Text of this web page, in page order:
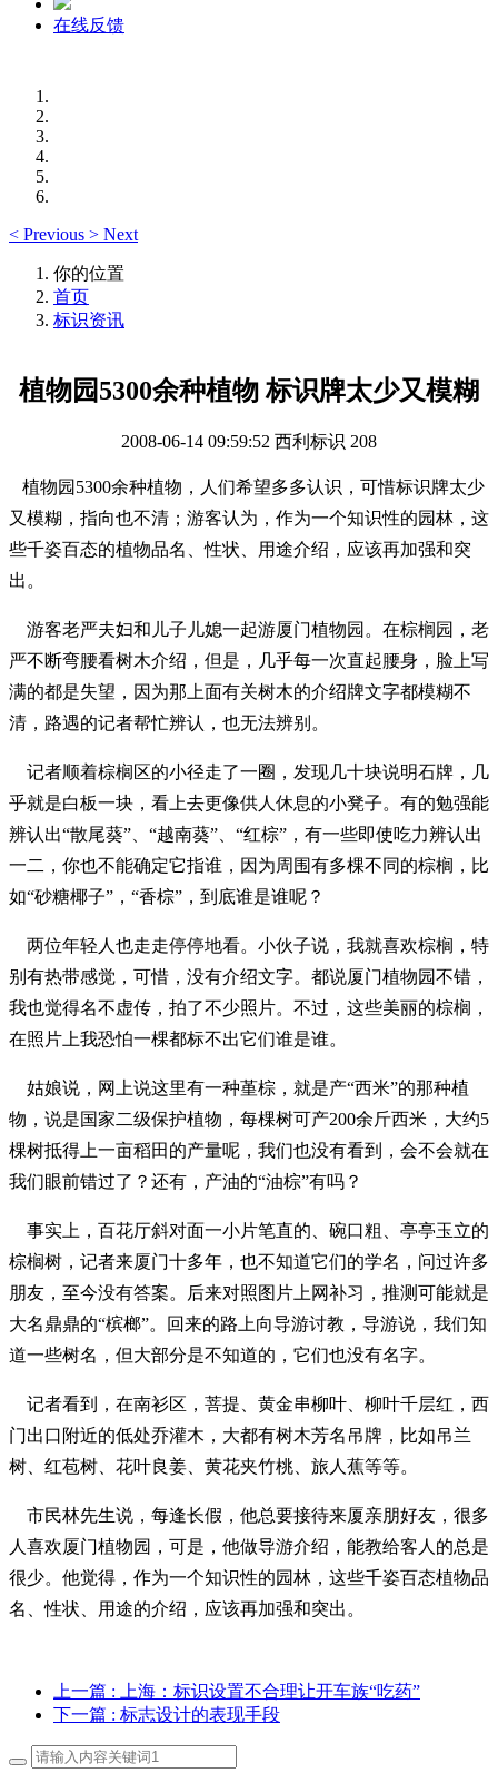
在线反馈
< Previous > Next
你的位置
首页
标识资讯
植物园5300余种植物 标识牌太少又模糊
2008-06-14 09:59:52 西利标识 208
植物园5300余种植物，人们希望多多认识，可惜标识牌太少
又模糊，指向也不清；游客认为，作为一个知识性的园林，这
些千姿百态的植物品名、性状、用途介绍，应该再加强和突
出。
游客老严夫妇和儿子儿媳一起游厦门植物园。在棕榈园，老
严不断弯腰看树木介绍，但是，几乎每一次直起腰身，脸上写
满的都是失望，因为那上面有关树木的介绍牌文字都模糊不
清，路遇的记者帮忙辨认，也无法辨别。
记者顺着棕榈区的小径走了一圈，发现几十块说明石牌，几
乎就是白板一块，看上去更像供人休息的小凳子。有的勉强能
辨认出“散尾葵”、“越南葵”、“红棕”，有一些即使吃力辨认出
一二，你也不能确定它指谁，因为周围有多棵不同的棕榈，比
如“砂糖椰子”，“香棕”，到底谁是谁呢？
两位年轻人也走走停停地看。小伙子说，我就喜欢棕榈，特
别有热带感觉，可惜，没有介绍文字。都说厦门植物园不错，
我也觉得名不虚传，拍了不少照片。不过，这些美丽的棕榈，
在照片上我恐怕一棵都标不出它们谁是谁。
姑娘说，网上说这里有一种堇棕，就是产“西米”的那种植
物，说是国家二级保护植物，每棵树可产200余斤西米，大约5
棵树抵得上一亩稻田的产量呢，我们也没有看到，会不会就在
我们眼前错过了？还有，产油的“油棕”有吗？
事实上，百花厅斜对面一小片笔直的、碗口粗、亭亭玉立的
棕榈树，记者来厦门十多年，也不知道它们的学名，问过许多
朋友，至今没有答案。后来对照图片上网补习，推测可能就是
大名鼎鼎的“槟榔”。回来的路上向导游讨教，导游说，我们知
道一些树名，但大部分是不知道的，它们也没有名字。
记者看到，在南衫区，菩提、黄金串柳叶、柳叶千层红，西
门出口附近的低处乔灌木，大都有树木芳名吊牌，比如吊兰
树、红苞树、花叶良姜、黄花夹竹桃、旅人蕉等等。
市民林先生说，每逢长假，他总要接待来厦亲朋好友，很多
人喜欢厦门植物园，可是，他做导游介绍，能教给客人的总是
很少。他觉得，作为一个知识性的园林，这些千姿百态植物品
名、性状、用途的介绍，应该再加强和突出。
上一篇 : 上海：标识设置不合理让开车族“吃药”
下一篇 : 标志设计的表现手段